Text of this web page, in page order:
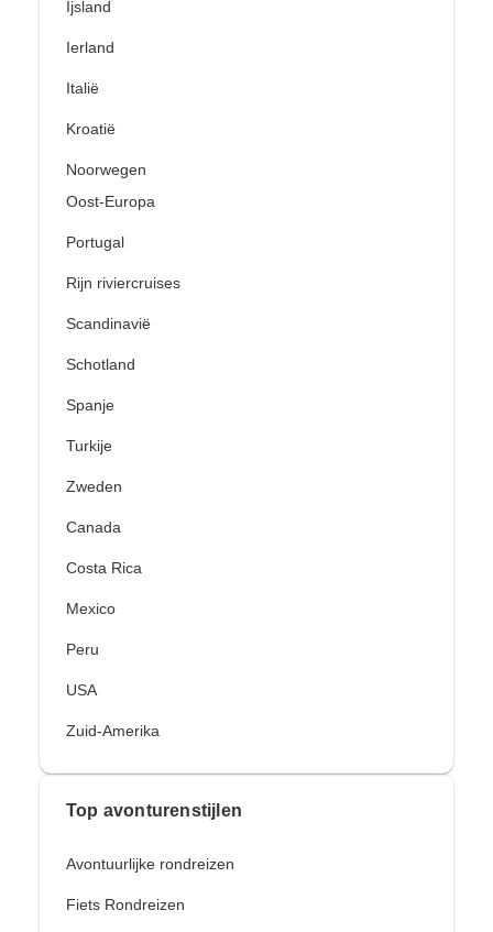
Ijsland
Ierland
Italië
Kroatië
Noorwegen
Oost-Europa
Portugal
Rijn riviercruises
Scandinavië
Schotland
Spanje
Turkije
Zweden
Canada
Costa Rica
Mexico
Peru
USA
Zuid-Amerika
Top avonturenstijlen
Avontuurlijke rondreizen
Fiets Rondreizen